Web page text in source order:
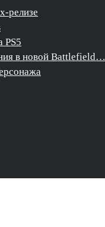
релизе
PS5
в новой Battlefield…